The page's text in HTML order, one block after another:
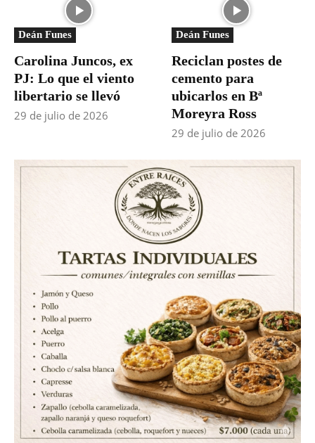
Deán Funes
Carolina Juncos, ex
PJ: Lo que el viento
libertario se llevó
29 de julio de 2026
Deán Funes
Reciclan postes de
cemento para
ubicarlos en Bª
Moreyra Ross
29 de julio de 2026